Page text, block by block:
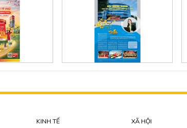
KINH TẾ XÃ HỘI